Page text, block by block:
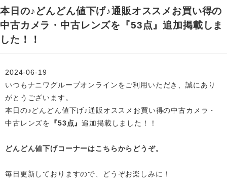
本日の♪どんどん値下げ♪通販オススメお買い得の
中古カメラ・中古レンズを『53点』追加掲載しま
した！！
2024-06-19
いつもナニワグループオンラインをご利用いただき、誠にあり
がとうございます。
本日の♪どんどん値下げ♪通販オススメお買い得の中古カメラ・
中古レンズを
『53点』追加掲載 しました！！
どんどん値下げコーナーはこちらからどうぞ。
毎日更新しておりますので、どうぞお楽しみに！